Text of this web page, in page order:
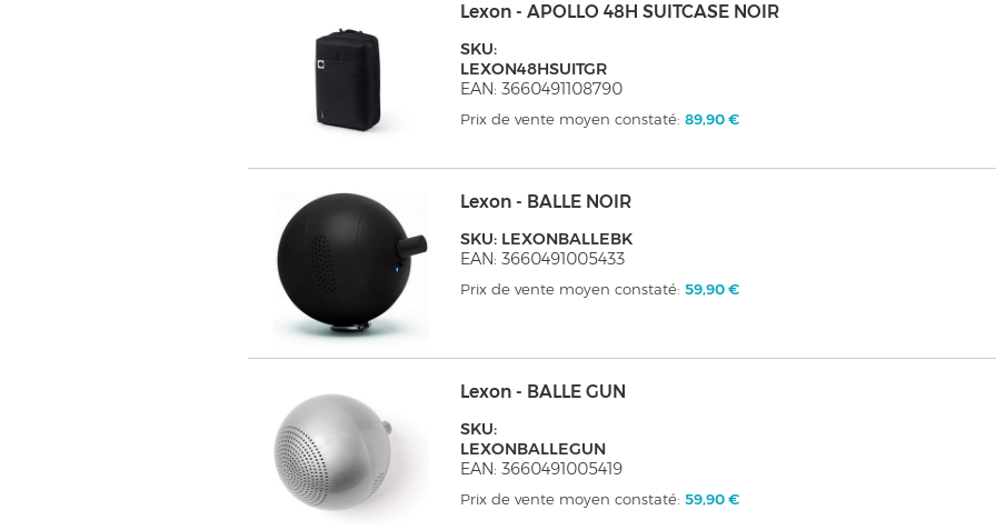
Lexon - APOLLO 48H SUITCASE NOIR
SKU:
LEXON48HSUITGR
EAN: 3660491108790
Prix de vente moyen constaté:89,90 €
Lexon - BALLE NOIR
SKU: LEXONBALLEBK
EAN: 3660491005433
Prix de vente moyen constaté:59,90 €
Lexon - BALLE GUN
SKU:
LEXONBALLEGUN
EAN: 3660491005419
Prix de vente moyen constaté:59,90 €